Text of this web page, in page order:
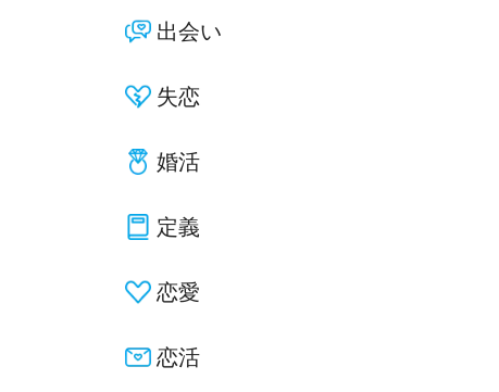
出会い
失恋
婚活
定義
恋愛
恋活